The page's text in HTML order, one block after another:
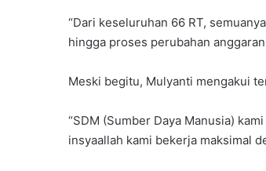
“Dari keseluruhan 66 RT,
hingga proses perubahan
Meski begitu, Mulyanti mengakui
“SDM (Sumber Daya Manusia)
insyaallah kami bekerja maksimal